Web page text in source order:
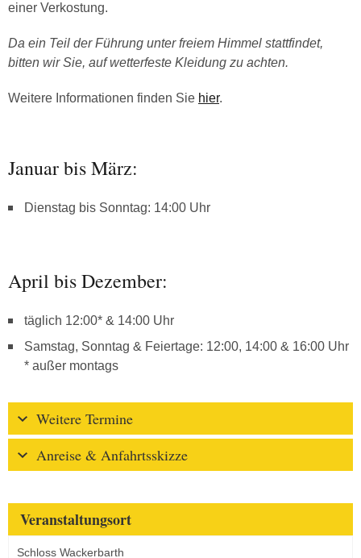
einer Verkostung.
Da ein Teil der Führung unter freiem Himmel stattfindet,
bitten wir Sie, auf wetterfeste Kleidung zu achten.
Weitere Informationen finden Sie hier.
Januar bis März:
Dienstag bis Sonntag: 14:00 Uhr
April bis Dezember:
täglich 12:00* & 14:00 Uhr
Samstag, Sonntag & Feiertage: 12:00, 14:00 & 16:00 Uhr
* außer montags
Weitere Termine
Anreise & Anfahrtsskizze
Veranstaltungsort
Schloss Wackerbarth